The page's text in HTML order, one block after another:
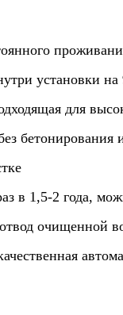
установки на
для
бетонирования
в 1,5-2 года,
очищенной